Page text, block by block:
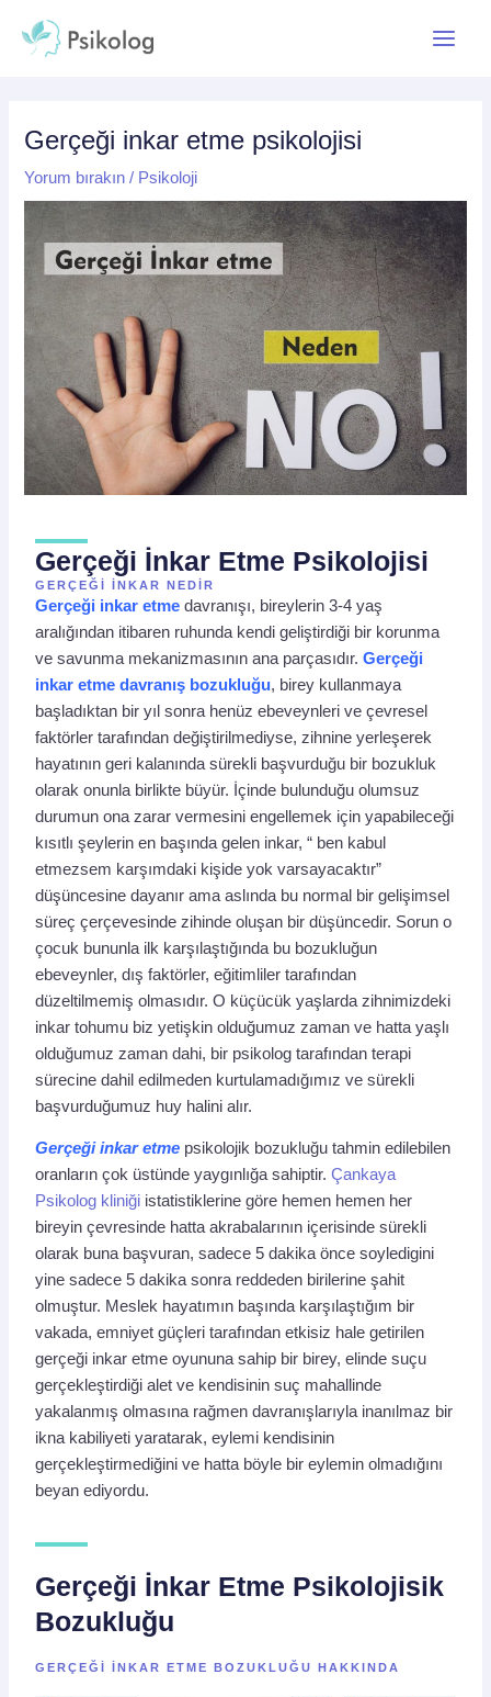
atla
Gerçeği inkar etme psikolojisi
Yorum bırakın / Psikoloji
Gerçeği İnkar Etme Psikolojisi
GERÇEĞI INKAR NEDIR
Gerçeği inkar etme davranışı, bireylerin 3-4 yaş
aralığından itibaren ruhunda kendi geliştirdiği bir korunma
ve savunma mekanizmasının ana parçasıdır.Gerçeği
inkar etme davranış bozukluğu, birey kullanmaya
başladıktan bir yıl sonra henüz ebeveynleri ve çevresel
faktörler tarafından değiştirilmediyse, zihnine yerleşerek
hayatının geri kalanında sürekli başvurduğu bir bozukluk
olarak onunla birlikte büyür. İçinde bulunduğu olumsuz
durumun ona zarar vermesini engellemek için yapabileceği
kısıtlı şeylerin en başında gelen inkar, “ ben kabul
etmezsem karşımdaki kişide yok varsayacaktır”
düşüncesine dayanır ama aslında bu normal bir gelişimsel
süreç çerçevesinde zihinde oluşan bir düşüncedir. Sorun o
çocuk bununla ilk karşılaştığında bu bozukluğun
ebeveynler, dış faktörler, eğitimliler tarafından
düzeltilmemiş olmasıdır. O küçücük yaşlarda zihnimizdeki
inkar tohumu biz yetişkin olduğumuz zaman ve hatta yaşlı
olduğumuz zaman dahi, bir psikolog tarafından terapi
sürecine dahil edilmeden kurtulamadığımız ve sürekli
başvurduğumuz huy halini alır.
Gerçeği inkar etme psikolojik bozukluğu tahmin edilebilen
oranların çok üstünde yaygınlığa sahiptir.Çankaya
Psikolog kliniği istatistiklerine göre hemen hemen her
bireyin çevresinde hatta akrabalarının içerisinde sürekli
olarak buna başvuran, sadece 5 dakika önce soyledigini
yine sadece 5 dakika sonra reddeden birilerine şahit
olmuştur. Meslek hayatımın başında karşılaştığım bir
vakada, emniyet güçleri tarafından etkisiz hale getirilen
gerçeği inkar etme oyununa sahip bir birey, elinde suçu
gerçekleştirdiği alet ve kendisinin suç mahallinde
yakalanmış olmasına rağmen davranışlarıyla inanılmaz bir
ikna kabiliyeti yaratarak, eylemi kendisinin
gerçekleştirmediğini ve hatta böyle bir eylemin olmadığını
beyan ediyordu.
Gerçeği İnkar Etme Psikolojisik
Bozukluğu
GERÇEĞI INKAR ETME BOZUKLUĞU HAKKINDA
dolaşımı